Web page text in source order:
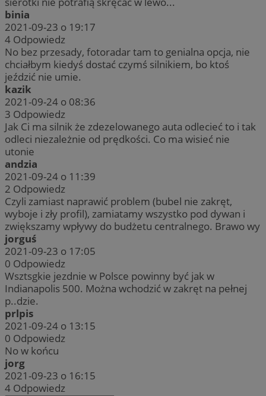
binia
2021-09-23 o 19:17
4 Odpowiedz
No bez przesady, fotoradar tam to genialna opcja, nie
chciałbym kiedyś dostać czymś silnikiem, bo ktoś
jeździć nie umie.
kazik
2021-09-24 o 08:36
3 Odpowiedz
Jak Ci ma silnik że zdezelowanego auta odlecieć to i tak
odleci niezależnie od prędkości. Co ma wisieć nie
utonie
andzia
2021-09-24 o 11:39
2 Odpowiedz
Czyli zamiast naprawić problem (bubel nie zakręt,
wyboje i zły profil), zamiatamy wszystko pod dywan i
zwiększamy wpływy do budżetu centralnego. Brawo wy
jorguś
2021-09-23 o 17:05
0 Odpowiedz
Wsztsgkie jezdnie w Polsce powinny być jak w
Indianapolis 500. Można wchodzić w zakręt na pełnej
p..dzie.
prlpis
2021-09-24 o 13:15
0 Odpowiedz
No w końcu
jorg
2021-09-23 o 16:15
4 Odpowiedz